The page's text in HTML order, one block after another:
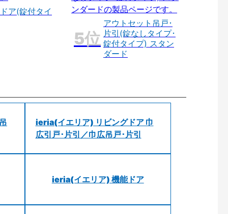
ア(錠付タイ
アウトセット吊戸･
片引(錠なしタイプ･
錠付タイプ) スタン
ダード
ieria(イエリア) リビングドア 巾
広引戸･片引／巾広吊戸･片引
ieria(イエリア) 機能ドア